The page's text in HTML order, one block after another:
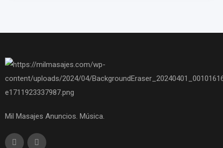
Mil Masajes Anuncios. Música.